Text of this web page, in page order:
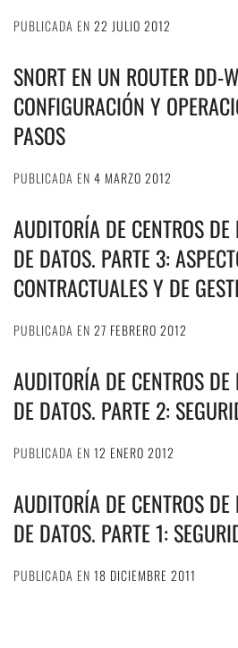
PUBLICADA EN 22 JULIO 2012
SNORT EN UN ROUTER DD-
CONFIGURACIÓN Y
PASOS
PUBLICADA EN 4 MARZO 2012
AUDITORÍA DE CENTROS DE
DE DATOS. PARTE 3:
CONTRACTUALES Y DE
PUBLICADA EN 27 FEBRERO 2012
AUDITORÍA DE CENTROS DE
DE DATOS. PARTE 2:
PUBLICADA EN 12 ENERO 2012
AUDITORÍA DE CENTROS DE
DE DATOS. PARTE 1:
PUBLICADA EN 18 DICIEMBRE 2011